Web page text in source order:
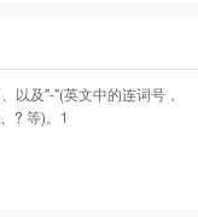
以及"-"(英文中的连词号，
? 等)。1